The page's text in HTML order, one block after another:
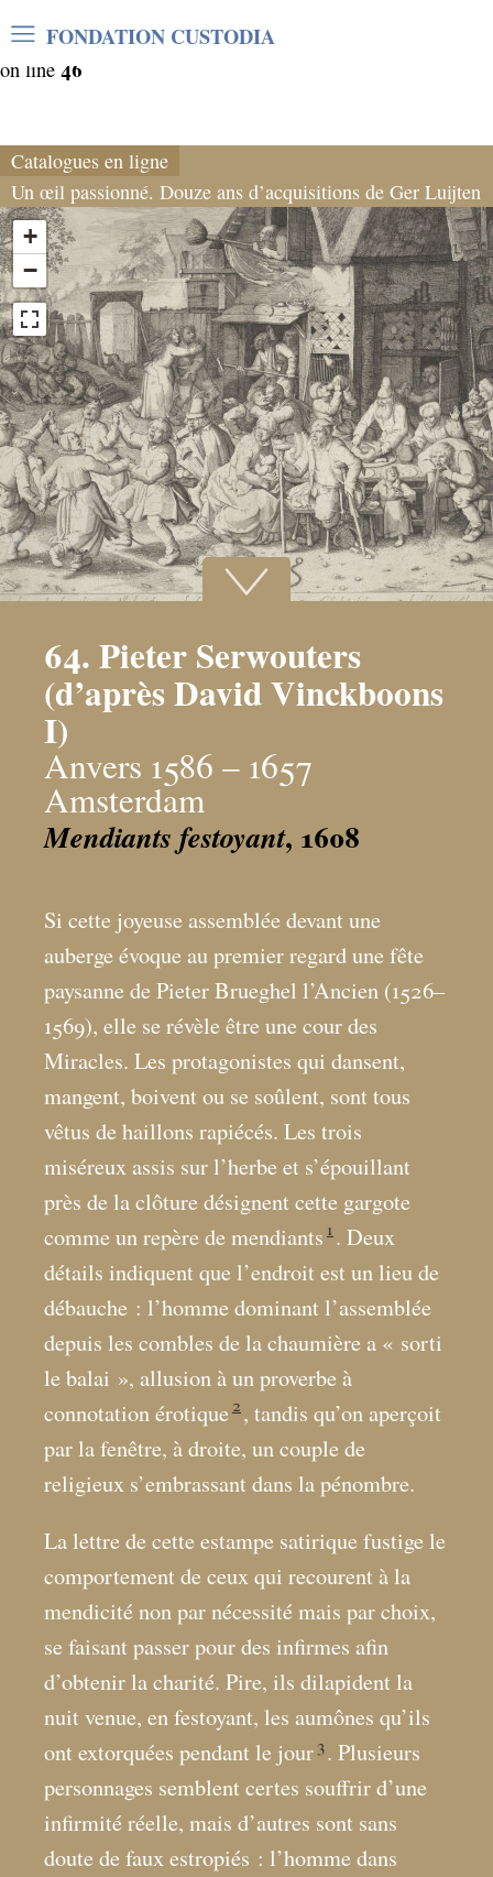
Warning: Undefined array key "var_mode" in
/home/clients/06cf3fb6db0bf3383064f508e4e3b220/
on line 46
FONDATION CUSTODIA
Catalogues en ligne
Un œil passionné. Douze ans d’acquisitions de Ger Luijten
+
−
64. Pieter Serwouters
(d’après David Vinckboons
I)
Anvers 1586 – 1657
Amsterdam
Mendiants festoyant, 1608
Si cette joyeuse assemblée devant une
auberge évoque au premier regard une fête
paysanne de Pieter Brueghel l’Ancien (1526–
1569), elle se révèle être une cour des
Miracles. Les protagonistes qui dansent,
mangent, boivent ou se soûlent, sont tous
vêtus de haillons rapiécés. Les trois
miséreux assis sur l’herbe et s’épouillant
près de la clôture désignent cette gargote
comme un repère de mendiants 1 . Deux
détails indiquent que l’endroit est un lieu de
débauche : l’homme dominant l’assemblée
depuis les combles de la chaumière a « sorti
le balai », allusion à un proverbe à
connotation érotique 2 , tandis qu’on aperçoit
par la fenêtre, à droite, un couple de
religieux s’embrassant dans la pénombre.
La lettre de cette estampe satirique fustige le
comportement de ceux qui recourent à la
mendicité non par nécessité mais par choix,
se faisant passer pour des infirmes afin
d’obtenir la charité. Pire, ils dilapident la
nuit venue, en festoyant, les aumônes qu’ils
ont extorquées pendant le jour 3 . Plusieurs
personnages semblent certes souffrir d’une
infirmité réelle, mais d’autres sont sans
doute de faux estropiés : l’homme dans